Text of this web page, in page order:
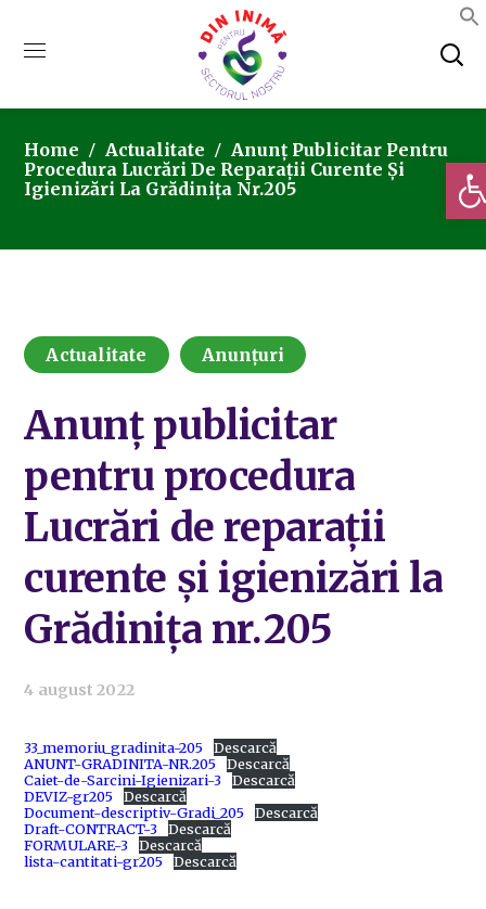
Home Actualitate
Anunț Publicitar Pentru
Procedura Lucrări De Reparații Curente Și
Igienizări La Grădinița Nr.205
Actualitate Anunțuri
Anunț publicitar
pentru procedura
Lucrări de reparații
curente și igienizări la
Grădinița nr.205
4 august 2022
33_memoriu_gradinita-205
Descarcă
ANUNT-GRADINITA-NR.205
Descarcă
Caiet-de-Sarcini-Igienizari-3
Descarcă
DEVIZ-gr205
Descarcă
Document-descriptiv-Gradi_205
Descarcă
Draft-CONTRACT-3
Descarcă
FORMULARE-3
Descarcă
lista-cantitati-gr205
Descarcă